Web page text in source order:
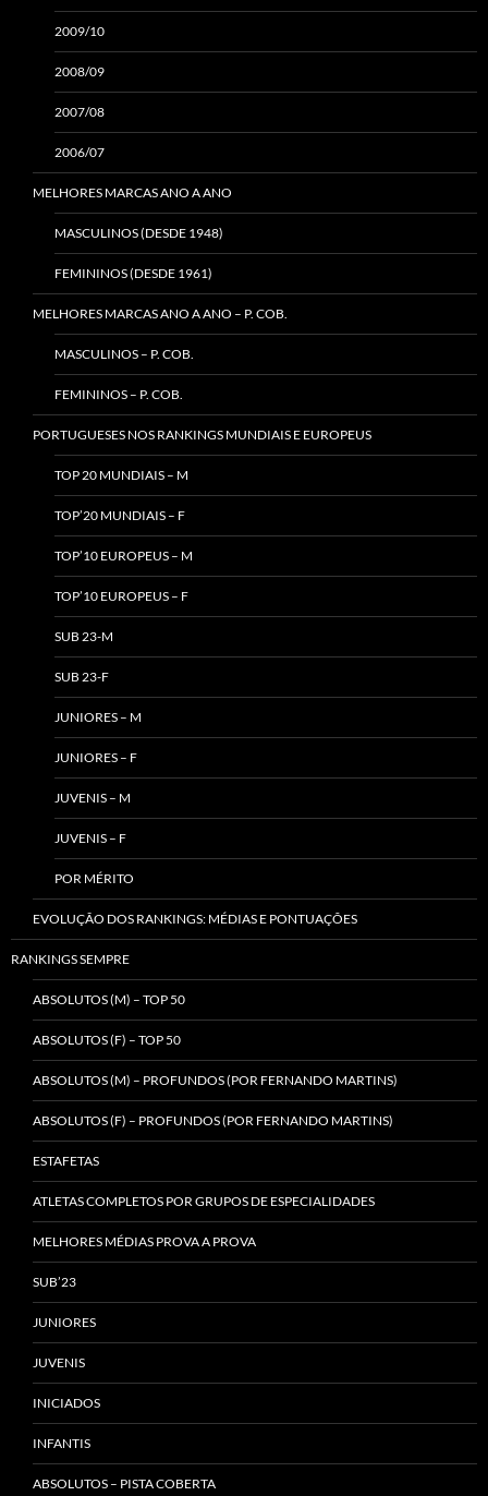
2009/10
2008/09
2007/08
2006/07
MELHORES MARCAS ANO A ANO
MASCULINOS (DESDE 1948)
FEMININOS (DESDE 1961)
MELHORES MARCAS ANO A ANO – P. COB.
MASCULINOS – P. COB.
FEMININOS – P. COB.
PORTUGUESES NOS RANKINGS MUNDIAIS E EUROPEUS
TOP 20 MUNDIAIS – M
TOP’20 MUNDIAIS – F
TOP’10 EUROPEUS – M
TOP’10 EUROPEUS – F
SUB 23-M
SUB 23-F
JUNIORES – M
JUNIORES – F
JUVENIS – M
JUVENIS – F
POR MÉRITO
EVOLUÇÃO DOS RANKINGS: MÉDIAS E PONTUAÇÕES
RANKINGS SEMPRE
ABSOLUTOS (M) – TOP 50
ABSOLUTOS (F) – TOP 50
ABSOLUTOS (M) – PROFUNDOS (POR FERNANDO MARTINS)
ABSOLUTOS (F) – PROFUNDOS (POR FERNANDO MARTINS)
ESTAFETAS
ATLETAS COMPLETOS POR GRUPOS DE ESPECIALIDADES
MELHORES MÉDIAS PROVA A PROVA
SUB’23
JUNIORES
JUVENIS
INICIADOS
INFANTIS
ABSOLUTOS – PISTA COBERTA